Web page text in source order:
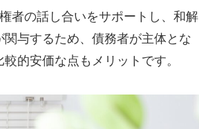
者の話し合いをサポートし、和解
与するため、債務者が主体とな
的安価な点もメリットです。